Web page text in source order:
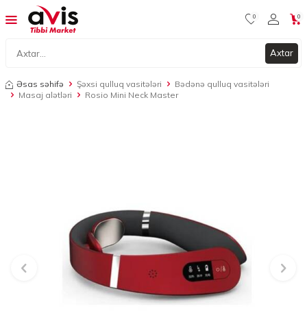
Axtar
0 0
Əsas səhifə Şəxsi qulluq vasitələri
Bədənə qulluq vasitələri
Masaj alətləri
Rosio Mini Neck Master